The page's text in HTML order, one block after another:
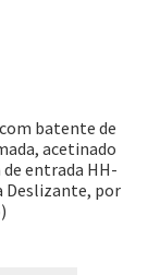
batente de
acetinado
de entrada HH-
Deslizante, por